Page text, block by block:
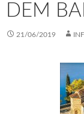
DEM
21/06/2019